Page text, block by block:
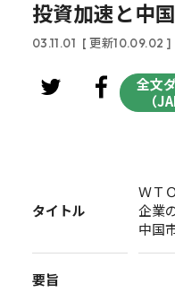
投資加速と中
03.11.01 [ 更新10.09.02 ]
全文
（
タイトル
ＷＴ
企業
中国
要旨